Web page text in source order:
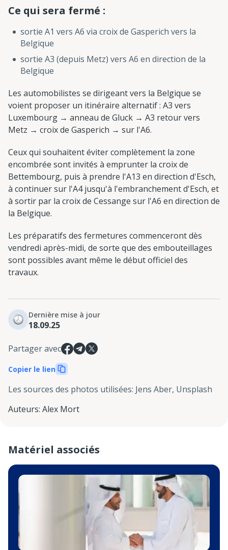
Ce qui sera fermé :
sortie A1 vers A6 via croix de Gasperich vers la
Belgique
sortie A3 (depuis Metz) vers A6 en direction de la
Belgique
Les automobilistes se dirigeant vers la Belgique se
voient proposer un itinéraire alternatif : A3 vers
Luxembourg → anneau de Gluck → A3 retour vers
Metz → croix de Gasperich → sur l'A6.
Ceux qui souhaitent éviter complètement la zone
encombrée sont invités à emprunter la croix de
Bettembourg, puis à prendre l'A13 en direction d'Esch,
à continuer sur l'A4 jusqu'à l'embranchement d'Esch, et
à sortir par la croix de Cessange sur l'A6 en direction de
la Belgique.
Les préparatifs des fermetures commenceront dès
vendredi après-midi, de sorte que des embouteillages
sont possibles avant même le début officiel des
travaux.
Dernière mise à jour
18.09.25
Partager avec
Copier le lien
Les sources des photos utilisées: Jens Aber, Unsplash
Auteurs: Alex Mort
Matériel associés